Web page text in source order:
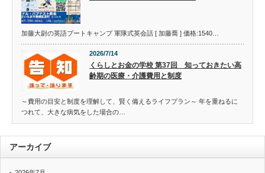
加藤大尉の英語ブートキャンプ 軍隊式英会話 [ 加藤喬 ] 価格:1540…
2026/7/14
くらしとお金の学校 第37回 知っておきたい高
齢期の医療・介護費用と制度
～費用の目安と制度を理解して、賢く備えるライフプラン～ 年を重ねるに
つれて、大きな病気をした場合の…
アーカイブ